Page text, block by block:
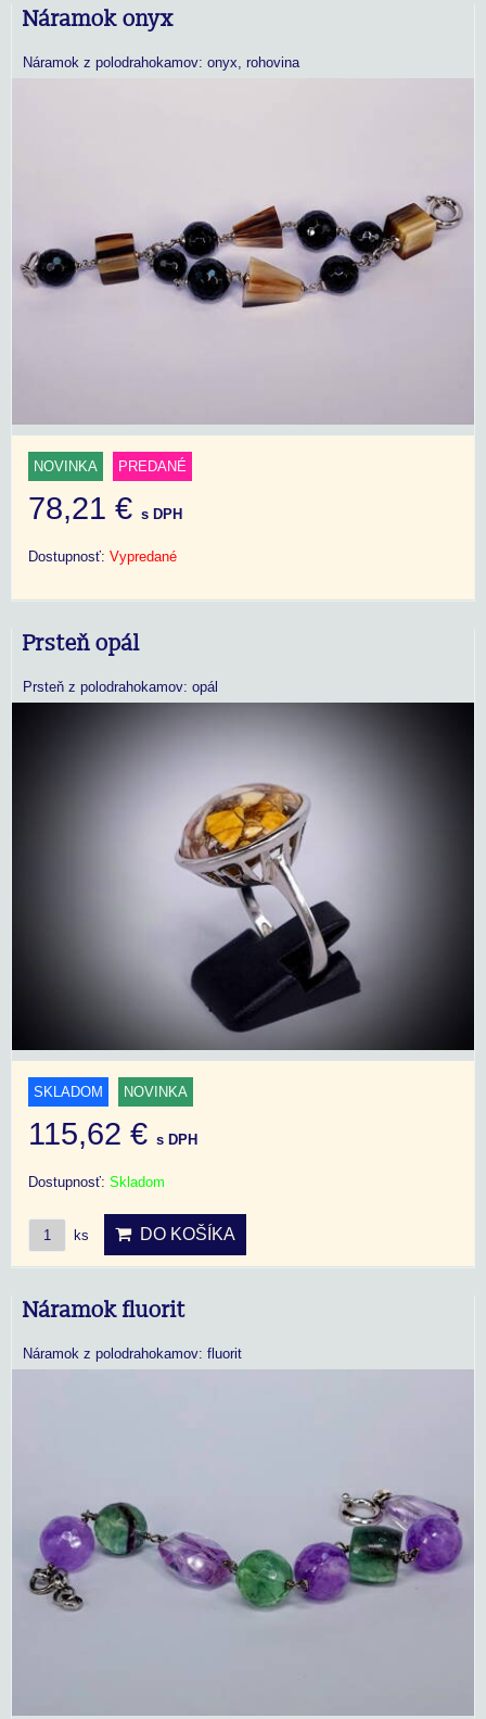
Náramok onyx
Náramok z polodrahokamov: onyx, rohovina
NOVINKA PREDANÉ
78,21 € s DPH
Dostupnosť: Vypredané
Prsteň opál
Prsteň z polodrahokamov: opál
SKLADOM NOVINKA
115,62 € s DPH
Dostupnosť: Skladom
ks DO KOŠÍKA
Náramok fluorit
Náramok z polodrahokamov: fluorit